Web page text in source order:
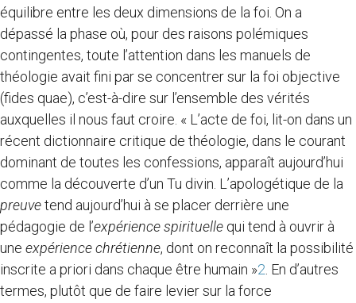
équilibre entre les deux dimensions de la foi. On a
dépassé la phase où, pour des raisons polémiques
contingentes, toute l’attention dans les manuels de
théologie avait fini par se concentrer sur la foi objective
(fides quae), c’est-à-dire sur l’ensemble des vérités
auxquelles il nous faut croire. « L’acte de foi, lit-on dans un
récent dictionnaire critique de théologie, dans le courant
dominant de toutes les confessions, apparaît aujourd’hui
comme la découverte d’un Tu divin. L’apologétique de la
preuvetend aujourd’hui à se placer derrière une
pédagogie de l’expérience spirituelle qui tend à ouvrir à
une expérience chrétienne, dont on reconnaît la possibilité
inscrite a priori dans chaque être humain »2 . En d’autres
termes, plutôt que de faire levier sur la force